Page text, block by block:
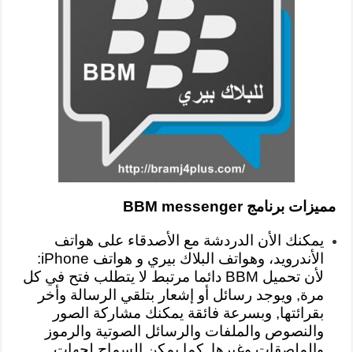
مميزات برنامج BBM messenger
يمكنك الأن الدردشة مع الأصدقاء على هواتف
الأندرويد، وهواتف البلاك بيري و هواتف iPhone:
لأن تحميل BBM دائما مرتبط لا يتطلب فتح في كل
مرة, ويوجد رسائل أو إشعار بتلقي الرسالة وأخر
بقرائتها, وبسرعة فائقة يمكنك مشاركة الصور
والنصوص والملفات والرسائل الصوتية والرموز